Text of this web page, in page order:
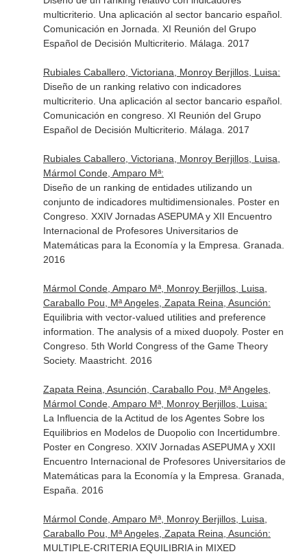
multicriterio. Una aplicación al sector bancario español.
Comunicación en Jornada. XI Reunión del Grupo
Español de Decisión Multicriterio. Málaga. 2017
Rubiales Caballero, Victoriana, Monroy Berjillos, Luisa:
Diseño de un ranking relativo con indicadores
multicriterio. Una aplicación al sector bancario español.
Comunicación en congreso. XI Reunión del Grupo
Español de Decisión Multicriterio. Málaga. 2017
Rubiales Caballero, Victoriana, Monroy Berjillos, Luisa,
Mármol Conde, Amparo Mª:
Diseño de un ranking de entidades utilizando un
conjunto de indicadores multidimensionales. Poster en
Congreso. XXIV Jornadas ASEPUMA y XII Encuentro
Internacional de Profesores Universitarios de
Matemáticas para la Economía y la Empresa. Granada.
2016
Mármol Conde, Amparo Mª, Monroy Berjillos, Luisa,
Caraballo Pou, Mª Angeles, Zapata Reina, Asunción:
Equilibria with vector-valued utilities and preference
information. The analysis of a mixed duopoly. Poster en
Congreso. 5th World Congress of the Game Theory
Society. Maastricht. 2016
Zapata Reina, Asunción, Caraballo Pou, Mª Angeles,
Mármol Conde, Amparo Mª, Monroy Berjillos, Luisa:
La Influencia de la Actitud de los Agentes Sobre los
Equilibrios en Modelos de Duopolio con Incertidumbre.
Poster en Congreso. XXIV Jornadas ASEPUMA y XXII
Encuentro Internacional de Profesores Universitarios de
Matemáticas para la Economía y la Empresa. Granada,
España. 2016
Mármol Conde, Amparo Mª, Monroy Berjillos, Luisa,
Caraballo Pou, Mª Angeles, Zapata Reina, Asunción:
MULTIPLE-CRITERIA EQUILIBRIA in MIXED